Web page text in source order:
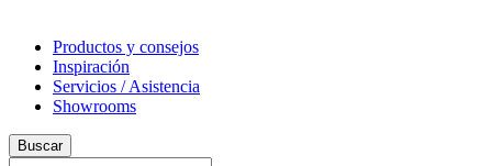
Productos y consejos
Inspiración
Servicios / Asistencia
Showrooms
Buscar